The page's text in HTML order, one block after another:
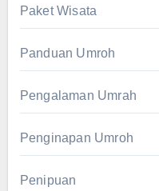
Paket Wisata
Panduan Umroh
Pengalaman Umrah
Penginapan Umroh
Penipuan